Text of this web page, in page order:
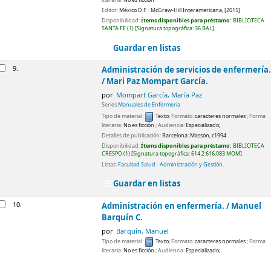
Editor:México D.F. :McGraw-Hill Interamericana,[2015]
Disponibilidad:Ítems disponibles para préstamo: BIBLIOTECA
SANTA FE(1) Signatura topográfica:36 BAL .
Guardar en listas
9.
Administración de servicios de enfermería.
/Mari Paz Mompart García.
por Mompart García, María Paz
SeriesManuales de Enfermería
Tipo de material:
Texto; Formato:caracteres normales; Forma
literaria:No es ficción ; Audiencia:Especializado;
Detalles de publicación:Barcelona:Masson,c1994
Disponibilidad:Ítems disponibles para préstamo: BIBLIOTECA
CRESPO(1) Signatura topográfica:614.2:616.083 MOM .
Listas:Facultad Salud - Administración y Gestión.
Guardar en listas
10. Administración en enfermería. /Manuel
Barquín C.
por Barquín, Manuel
Tipo de material: Texto; Formato:caracteres normales; Forma
literaria:No es ficción ; Audiencia:Especializado;